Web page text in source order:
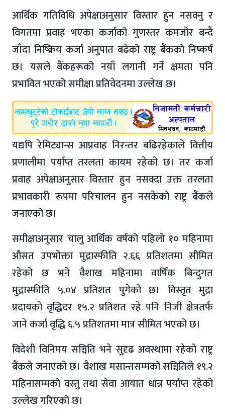
आर्थिक गतिविधि अपेक्षाअनुसार विस्तार हुन नसक्नु र
विगतमा प्रवाह भएका कर्जाको गुणस्तर कमजोर बन्दै
जाँदा निष्क्रिय कर्जा अनुपात बढेको राष्ट्र बैंकको निष्कर्ष
छ। यसले बैंकहरूको नयाँ लगानी गर्ने क्षमता पनि
प्रभावित भएको समीक्षा प्रतिवेदनमा उल्लेख छ।
यद्यपि रेमिट्यान्स आप्रवाह निरन्तर बढिरहेकाले वित्तीय
प्रणालीमा पर्याप्त तरलता कायम रहेको छ। तर कर्जा
प्रवाह अपेक्षाअनुसार विस्तार हुन नसक्दा उक्त तरलता
प्रभावकारी रूपमा परिचालन हुन नसकेको राष्ट्र बैंकले
जनाएको छ।
समीक्षाअनुसार चालु आर्थिक वर्षको पहिलो १० महिनामा
औसत उपभोक्ता मुद्रास्फीति २.६६ प्रतिशतमा सीमित
रहेको छ भने वैशाख महिनामा वार्षिक बिन्दुगत
मुद्रास्फीति ५.०४ प्रतिशत पुगेको छ। विस्तृत मुद्रा
प्रदायको वृद्धिदर १५.२ प्रतिशत रहे पनि निजी क्षेत्रतर्फ
जाने कर्जा वृद्धि ६.५ प्रतिशतमा मात्र सीमित भएको छ।
विदेशी विनिमय सञ्चिति भने सुदृढ अवस्थामा रहेको राष्ट्र
बैंकले जनाएको छ। वैशाख मसान्तसम्मको सञ्चितिले १९.२
महिनासम्मको वस्तु तथा सेवा आयात धान्न पर्याप्त रहेको
उल्लेख गरिएको छ।